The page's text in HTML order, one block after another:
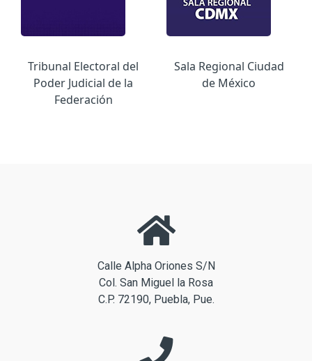
Tribunal Electoral del
Poder Judicial de la
Federación
Sala Regional Ciudad
de México
Calle Alpha Oriones S/N
Col. San Miguel la Rosa
C.P. 72190, Puebla, Pue.